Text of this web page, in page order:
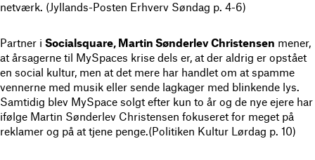
netværk. (Jyllands-Posten Erhverv Søndag p. 4-6)
Partner i Socialsquare, Martin Sønderlev Christensen mener,
at årsagerne til MySpaces krise dels er, at der aldrig er opstået
en social kultur, men at det mere har handlet om at spamme
vennerne med musik eller sende lagkager med blinkende lys.
Samtidig blev MySpace solgt efter kun to år og de nye ejere har
ifølge Martin Sønderlev Christensen fokuseret for meget på
reklamer og på at tjene penge.(Politiken Kultur Lørdag p. 10)